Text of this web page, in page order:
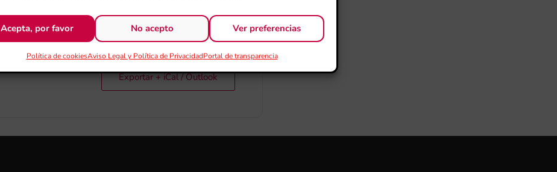
Acepta, por favor No acepto Ver preferencias
Política de cookiesAviso Legal y Política de PrivacidadPortal de transparencia
Exportar + iCal / Outlook